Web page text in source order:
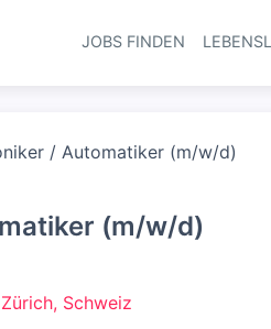
JOBS FINDEN
/ Automatiker (m/w/d)
(m/w/d)
Schweiz